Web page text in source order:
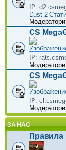
IP:
Dust 2
Модератори:
CS
IP:
Модератори:
CS
IP:
Модератори:
ЗА НАС
Правила